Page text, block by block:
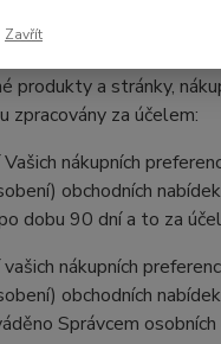
produkty a stránky,
zpracovány za účelem:
nákupních
obchodních
dobu 90 dní a to za
nákupních
obchodních
Správcem
Zavřít